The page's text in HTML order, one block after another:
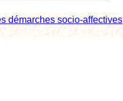
démarches socio-affectives